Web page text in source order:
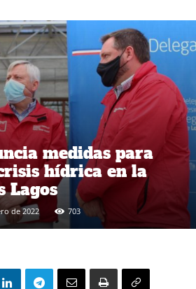
medidas para
hídrica en la
Lagos
de 2022 703